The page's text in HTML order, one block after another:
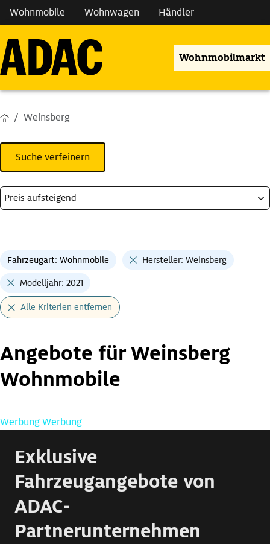
Wohnmobile Wohnwagen Händler
Wohnmobilmarkt
Weinsberg
Suche verfeinern
Fahrzeugart: Wohnmobile Hersteller: Weinsberg
Modelljahr: 2021
Alle Kriterien entfernen
Angebote für Weinsberg
Wohnmobile
WerbungWerbung
Exklusive
Fahrzeugangebote von
ADAC-
Partnerunternehmen